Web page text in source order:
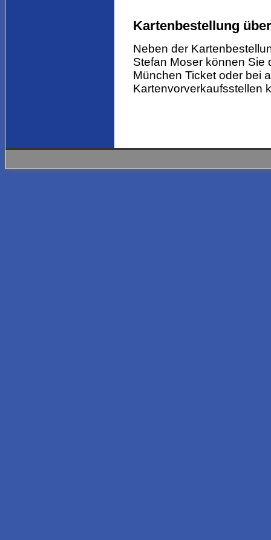
Kartenbestellung
Neben der
Stefan Moser können Sie
München Ticket oder bei
Kartenvorverkaufsstellen